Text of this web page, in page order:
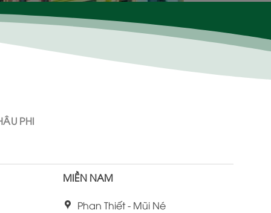
PHI
MIỀN NAM
Phan Thiết - Mũi Né